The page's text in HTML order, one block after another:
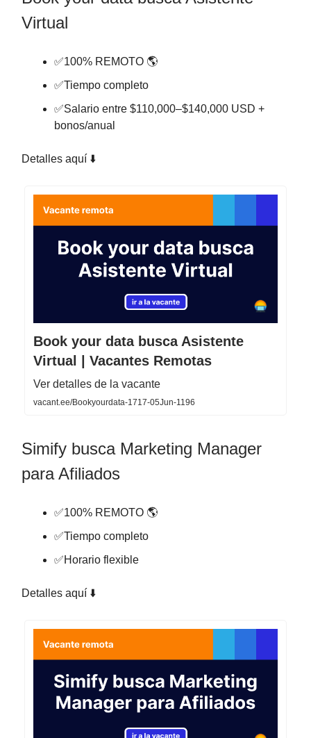
Virtual
✅100% REMOTO 🌎
✅Tiempo completo
✅Salario entre $110,000–$140,000 USD +
bonos/anual
Detalles aquí ⬇️
Book your data busca Asistente
Virtual | Vacantes Remotas
Ver detalles de la vacante
vacant.ee/Bookyourdata-1717-05Jun-1196
Simify busca Marketing Manager
para Afiliados
✅100% REMOTO 🌎
✅Tiempo completo
✅Horario flexible
Detalles aquí ⬇️